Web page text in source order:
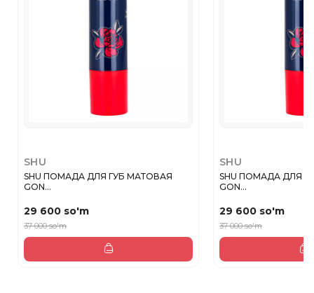
SHU
SHU ПОМАДА ДЛЯ ГУБ МАТОВАЯ
GON...
29 600 so'm
37 000 so'm
SHU
SHU ПОМАДА ДЛЯ
GON...
29 600 so'm
37 000 so'm